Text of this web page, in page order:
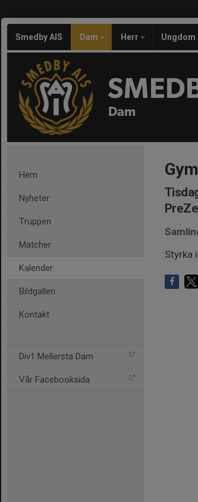
Smedby AIS Dam Herr Ungdom
Dam
Hem
Nyheter
Truppen
Matcher
Kalender
Bildgalleri
Kontakt
Div1 Mellersta Dam
Vår Facebooksida
Gym
Styrka